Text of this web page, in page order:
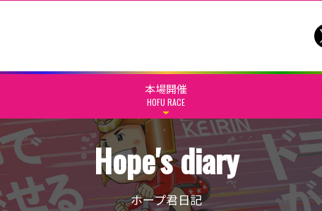
本場開催
HOFU RACE
Hope's diary
ホープ君日記